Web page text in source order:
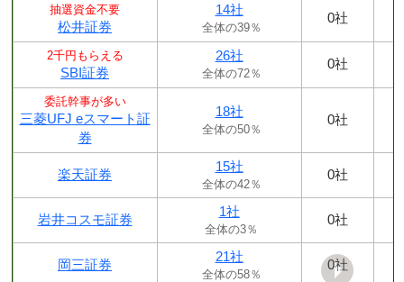
抽選資金不要
松井証券
14社
全体の39％
0社
2千円もらえる
SBI証券
26社
全体の72％
0社
委託幹事が多い
三菱UFJ eスマート証
券
18社
全体の50％
0社
楽天証券
15社
全体の42％
0社
岩井コスモ証券
1社
全体の3％
0社
岡三証券
21社
全体の58％
0社